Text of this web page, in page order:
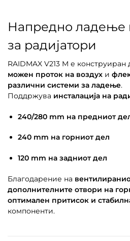
Напредно ладење
за радијатори
RAIDMAX V213 M е конструиран
можен проток на воздух и
различни системи за ладење.
Поддржува инсталација на
240/280 mm на предниот
240 mm на горниот дел
120 mm на задниот дел
Благодарение на
дополнителните отвори на
оптимален притисок и
компоненти.